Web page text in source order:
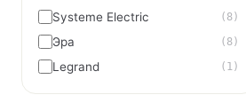
Systeme Electric (8)
Эра (8)
Legrand (1)